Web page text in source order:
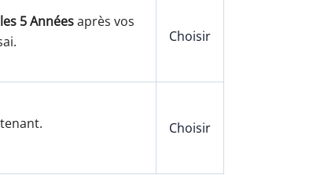
5 Annéesaprès vos
Choisir
Choisir